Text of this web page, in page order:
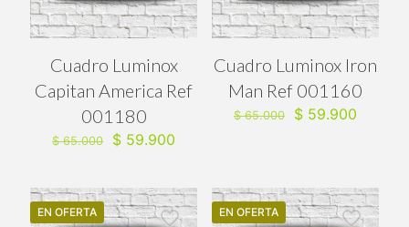
Cuadro Luminox
Capitan America Ref
001180
$65.000
El
era:
$ 65.000.
$ 59.900
es:
$ 59.900.
Cuadro Luminox Iron
Man Ref 001160
$65.000
El
$59.900El
EN OFERTA EN OFERTA